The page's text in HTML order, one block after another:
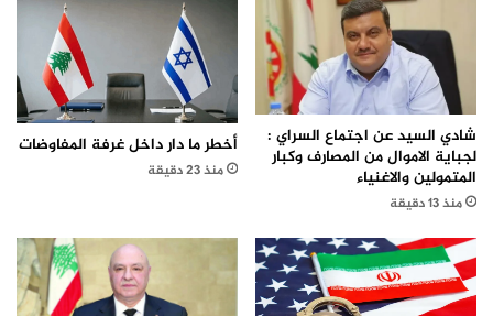
شادي السيد عن اجتماع السراي :
لجباية الاموال من المصارف وكبار
المتمولين والاغنياء
منذ 13 دقيقة
أخطر ما دار داخل غرفة المفاوضات
منذ 23 دقيقة